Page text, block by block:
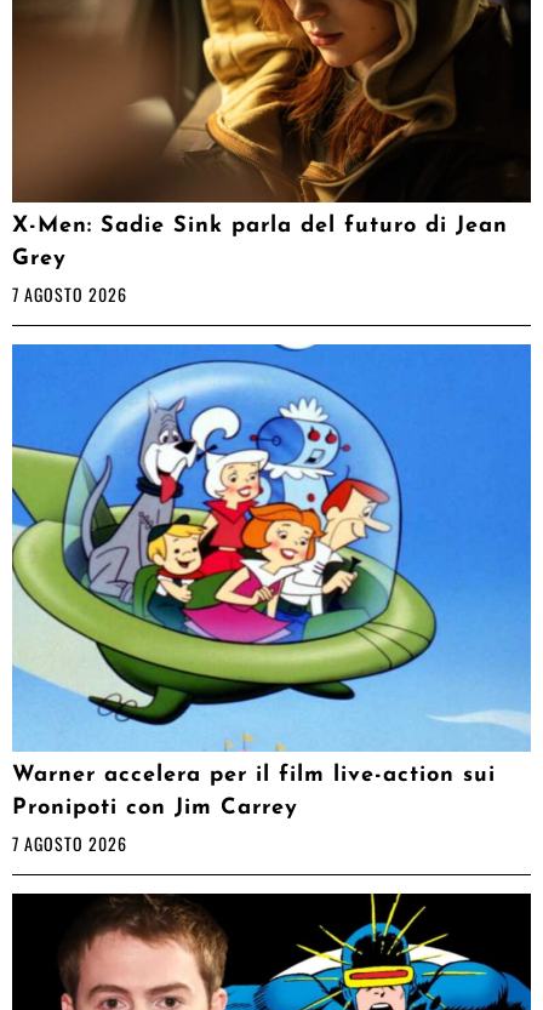
X-Men: Sadie Sink parla del futuro di Jean
Grey
7 AGOSTO 2026
Warner accelera per il film live-action sui
Pronipoti con Jim Carrey
7 AGOSTO 2026